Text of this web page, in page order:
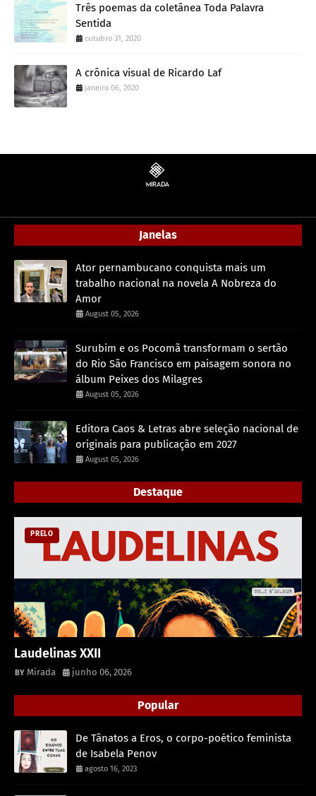
Três poemas da coletânea Toda Palavra
Sentida
outubro 31, 2020
A crônica visual de Ricardo Laf
janeiro 06, 2020
Janelas
Ator pernambucano conquista mais um
trabalho nacional na novela A Nobreza do
Amor
August 05, 2026
Surubim e os Pocomã transformam o sertão
do Rio São Francisco em paisagem sonora no
álbum Peixes dos Milagres
August 05, 2026
Editora Caos & Letras abre seleção nacional de
originais para publicação em 2027
August 05, 2026
Destaque
PRELO
Laudelinas XXII
Mirada junho 06, 2026
Popular
De Tânatos a Eros, o corpo-poético feminista
de Isabela Penov
agosto 16, 2023